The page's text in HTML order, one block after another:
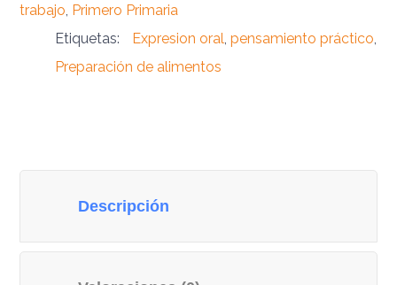
trabajo Primero Primaria
Etiquetas:
Expresion oral ,pensamiento práctico
Preparación de alimentos
Descripción